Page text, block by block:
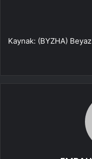
Kaynak: (BYZHA)